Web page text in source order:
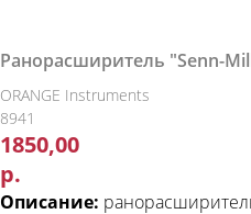
Ранорасширитель "Senn-
ORANGE Instruments
8941
1850,00
р.
Описание: